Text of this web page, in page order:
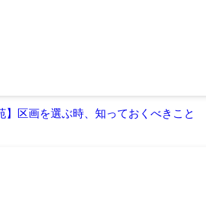
】区画を選ぶ時、知っておくべきこと